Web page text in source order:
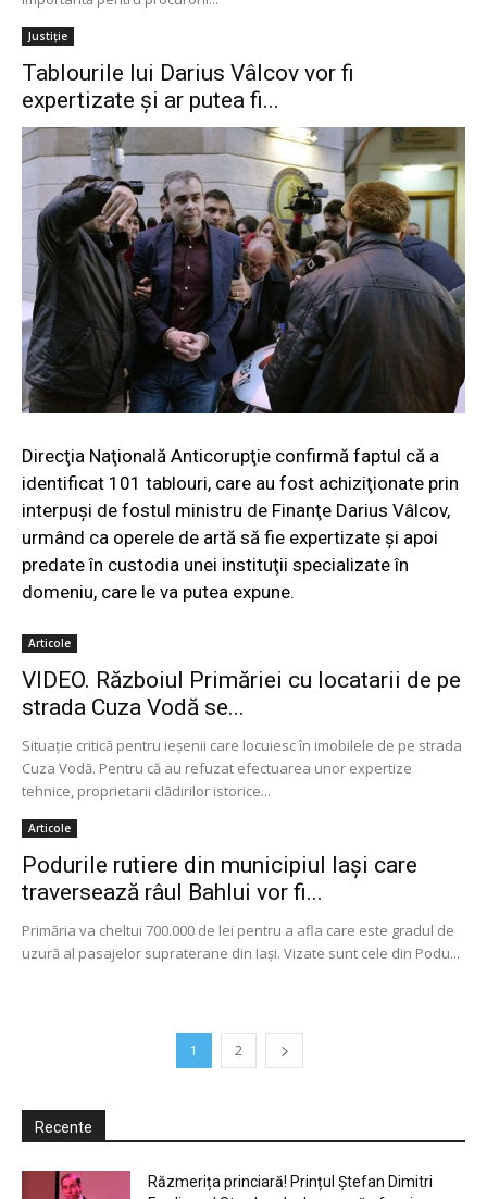
Justiție
Tablourile lui Darius Vâlcov vor fi
expertizate şi ar putea fi...
Direcţia Naţională Anticorupţie confirmă faptul că a
identificat 101 tablouri, care au fost achiziţionate prin
interpuşi de fostul ministru de Finanţe Darius Vâlcov,
urmând ca operele de artă să fie expertizate şi apoi
predate în custodia unei instituţii specializate în
domeniu, care le va putea expune.
Articole
VIDEO. Războiul Primăriei cu locatarii de pe
strada Cuza Vodă se...
Situație critică pentru ieșenii care locuiesc în imobilele de pe strada
Cuza Vodă. Pentru că au refuzat efectuarea unor expertize
tehnice, proprietarii clădirilor istorice...
Articole
Podurile rutiere din municipiul Iași care
traversează râul Bahlui vor fi...
Primăria va cheltui 700.000 de lei pentru a afla care este gradul de
uzură al pasajelor supraterane din Iaşi. Vizate sunt cele din Podu...
1 2
Recente
Răzmerița princiară! Prințul Ștefan Dimitri